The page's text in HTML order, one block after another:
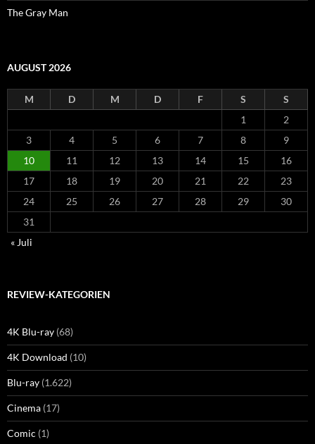
The Gray Man
AUGUST 2026
M D M D F S
S
1
2
3
4 5 6 7 8
9
10
11 12 13 14 15
16
17
18 19 20 21 22
23
24
25 26 27 28 29
30
31
« Juli
REVIEW-KATEGORIEN
4K Blu-ray (68)
4K Download (10)
Blu-ray (1.622)
Cinema (17)
Comic (1)